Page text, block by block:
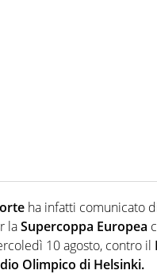
ha infatti comunicato
laSupercoppa Europea
10 agosto, contro il
Olimpico di Helsinki.